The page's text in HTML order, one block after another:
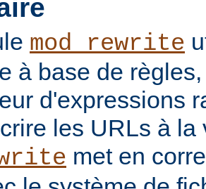
mod_rewrite
à base de
d'expressions
les URLs à la
met en